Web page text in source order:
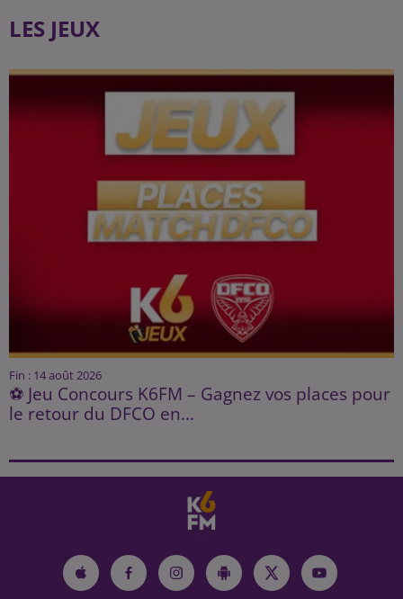
LES JEUX
Fin : 14 août 2026
⚽ Jeu Concours K6FM – Gagnez vos places pour
le retour du DFCO en...